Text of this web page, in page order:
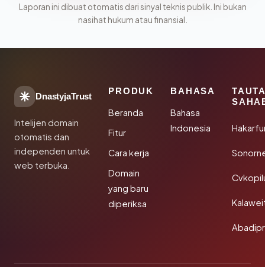
Laporan ini dibuat otomatis dari sinyal teknis publik. Ini bukan
nasihat hukum atau finansial.
DnastyjaTrust
Intelijen domain
otomatis dan
independen untuk
web terbuka.
PRODUK
Beranda
Fitur
Cara kerja
Domain
yang baru
diperiksa
BAHASA
Bahasa
Indonesia